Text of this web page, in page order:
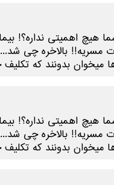
هیچ اهمیتی نداره؟!
مسریه!! بالاخره چی
میخوان بدونند که
هیچ اهمیتی نداره؟!
مسریه!! بالاخره چی
میخوان بدونند که